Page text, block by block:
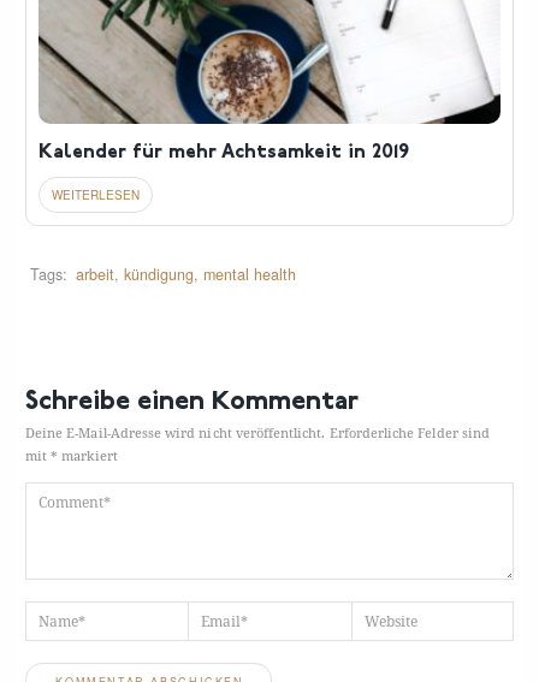
Kalender für mehr Achtsamkeit in 2019
Tags: arbeit, kündigung, mental health
Schreibe einen Kommentar
Deine E-Mail-Adresse wird nicht veröffentlicht. Erforderliche Felder sind
mit* markiert